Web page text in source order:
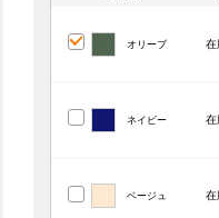
オリーブ 在
ネイビー 在
ベージュ 在